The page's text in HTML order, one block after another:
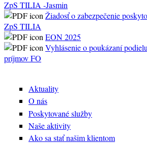
ZpS TILIA -Jasmin
Žiadosť o zabezpečenie
ZpS TILIA
EON 2025
Vyhlásenie o poukázaní
príjmov FO
Aktuality
O nás
Poskytované služby
Naše aktivity
Ako sa stať našim klientom